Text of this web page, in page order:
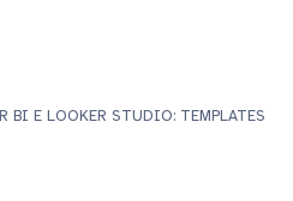
BI E LOOKER STUDIO: TEMPLATES